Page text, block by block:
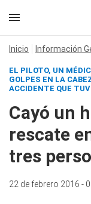
Inicio Información
EL PILOTO, UN
GOLPES EN LA
ACCIDENTE QUE
Cayó un
rescate
tres
22 de febrero 2016 -